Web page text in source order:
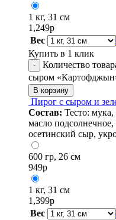
1 кг, 31 см
1,249р
Вес
Купить в 1 клик
-
Количество
сыром
В корзину
Пирог с сыром и
Состав: Тесто:
масло
осетинский сыр,
600 гр, 26 см
949р
1 кг, 31 см
1,399р
Вес